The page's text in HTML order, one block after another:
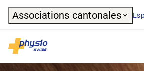
Header
Associations cantonales
Physioswiss
Navigation